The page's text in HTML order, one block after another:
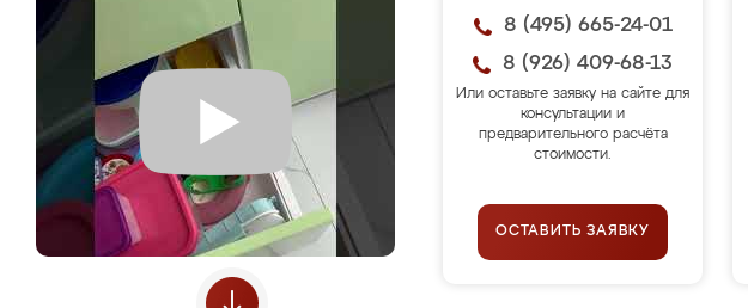
8 (495) 665-24-01
8 (926) 409-68-13
Или оставьте заявку на сайте для
консультации и
предварительного расчёта
стоимости.
ОСТАВИТЬ ЗАЯВКУ